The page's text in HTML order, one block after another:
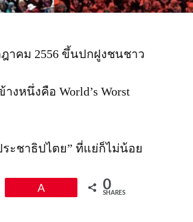
าคม 2556 ขึ้นปกฝูงชนชาว
งหนึ่งคือ World’s Worst
ะชาธิปไตย” ที่แย่ก็ไม่น้อย
0
SHARES